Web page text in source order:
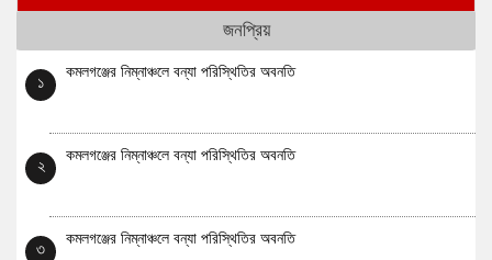
জনপ্রিয়
১
কমলগঞ্জের নিম্নাঞ্চলে বন্যা পরিস্থিতির অবনতি
২
কমলগঞ্জের নিম্নাঞ্চলে বন্যা পরিস্থিতির অবনতি
৩
কমলগঞ্জের নিম্নাঞ্চলে বন্যা পরিস্থিতির অবনতি